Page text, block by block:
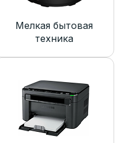
Мелкая бытовая
техника